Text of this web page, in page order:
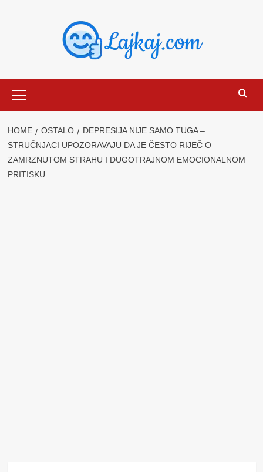
Menu
HOME OSTALO
DEPRESIJA NIJE SAMO TUGA –
STRUČNJACI UPOZORAVAJU DA JE ČESTO RIJEČ O
ZAMRZNUTOM STRAHU I DUGOTRAJNOM EMOCIONALNOM
PRITISKU